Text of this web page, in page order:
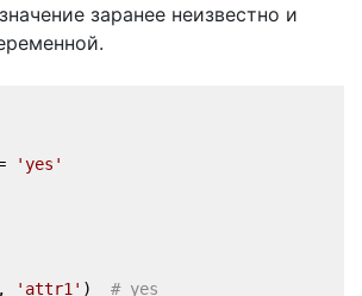
заранее неизвестно и
'yes'
'attr1' ) # yes